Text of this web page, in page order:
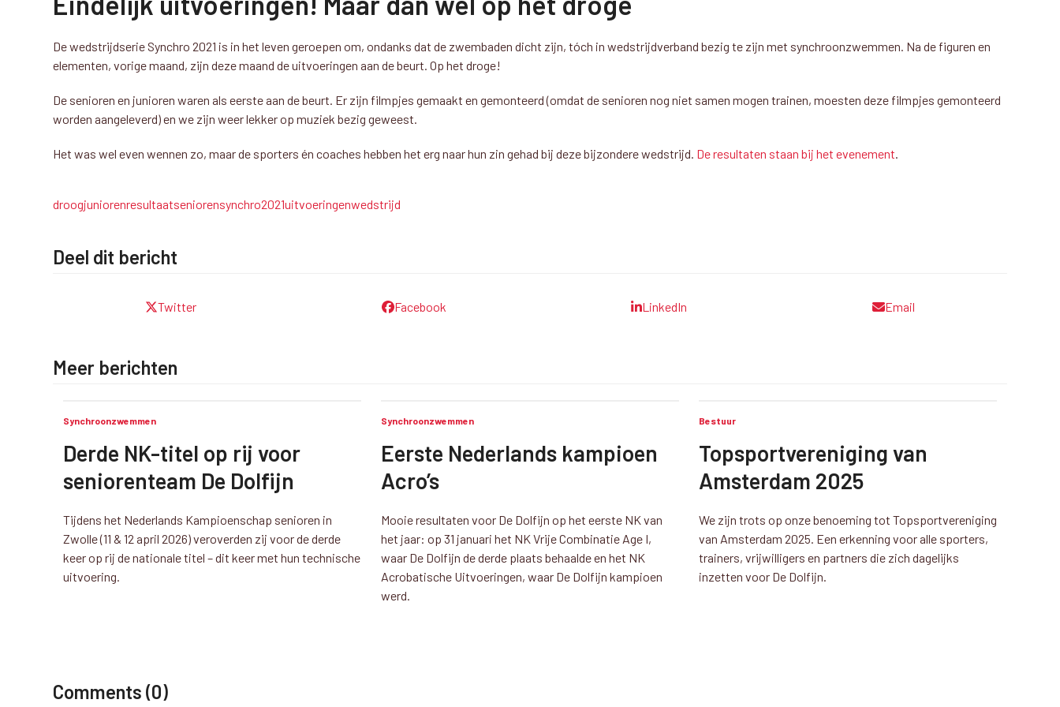
De wedstrijdserie Synchro 2021 is in het leven geroepen om, ondanks dat de zwembaden dicht zijn, tóch in wedstrijdverband bezig te zijn met synchroonzwemmen. Na de figuren en
elementen, vorige maand, zijn deze maand de uitvoeringen aan de beurt. Op het droge!
De senioren en junioren waren als eerste aan de beurt. Er zijn filmpjes gemaakt en gemonteerd (omdat de senioren nog niet samen mogen trainen, moesten deze filmpjes gemonteerd
worden aangeleverd) en we zijn weer lekker op muziek bezig geweest.
Het was wel even wennen zo, maar de sporters én coaches hebben het erg naar hun zin gehad bij deze bijzondere wedstrijd. De resultaten staan bij het evenement.
droogjuniorenresultaatseniorensynchro2021uitvoeringenwedstrijd
Deel dit bericht
Twitter Facebook LinkedIn Email
Meer berichten
Synchroonzwemmen
Derde NK-titel op rij voor
seniorenteam De Dolfijn
Tijdens het Nederlands Kampioenschap senioren in
Zwolle (11 & 12 april 2026) veroverden zij voor de derde
keer op rij de nationale titel – dit keer met hun technische
uitvoering.
Synchroonzwemmen
Eerste Nederlands kampioen
Acro’s
Mooie resultaten voor De Dolfijn op het eerste NK van
het jaar: op 31 januari het NK Vrije Combinatie Age I,
waar De Dolfijn de derde plaats behaalde en het NK
Acrobatische Uitvoeringen, waar De Dolfijn kampioen
werd.
Bestuur
Topsportvereniging van
Amsterdam 2025
We zijn trots op onze benoeming tot Topsportvereniging
van Amsterdam 2025. Een erkenning voor alle sporters,
trainers, vrijwilligers en partners die zich dagelijks
inzetten voor De Dolfijn.
Comments (0)